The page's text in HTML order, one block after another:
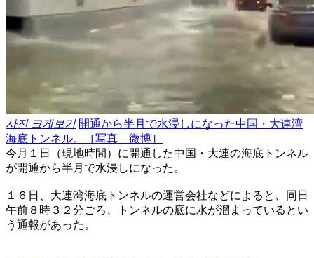
사진 크게보기 開通から半月で水浸しになった中国・大連湾
海底トンネル。［写真 微博］
今月１日（現地時間）に開通した中国・大連の海底トンネル
が開通から半月で水浸しになった。
１６日、大連湾海底トンネルの運営会社などによると、同日
午前８時３２分ごろ、トンネルの底に水が溜まっているとい
う通報があった。